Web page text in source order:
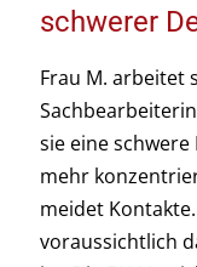
schwerer
Frau M. arbeitet
sie eine
mehr
meidet
voraussichtlich